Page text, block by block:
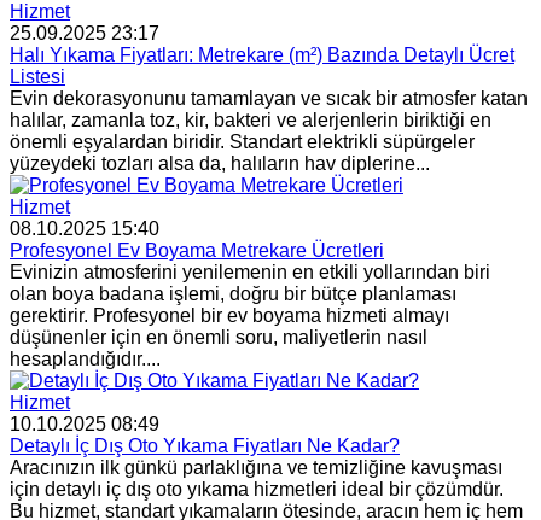
Hizmet
25.09.2025 23:17
Halı Yıkama Fiyatları: Metrekare (m²) Bazında Detaylı Ücret
Listesi
Evin dekorasyonunu tamamlayan ve sıcak bir atmosfer katan
halılar, zamanla toz, kir, bakteri ve alerjenlerin biriktiği en
önemli eşyalardan biridir. Standart elektrikli süpürgeler
yüzeydeki tozları alsa da, halıların hav diplerine...
Hizmet
08.10.2025 15:40
Profesyonel Ev Boyama Metrekare Ücretleri
Evinizin atmosferini yenilemenin en etkili yollarından biri
olan boya badana işlemi, doğru bir bütçe planlaması
gerektirir. Profesyonel bir ev boyama hizmeti almayı
düşünenler için en önemli soru, maliyetlerin nasıl
hesaplandığıdır....
Hizmet
10.10.2025 08:49
Detaylı İç Dış Oto Yıkama Fiyatları Ne Kadar?
Aracınızın ilk günkü parlaklığına ve temizliğine kavuşması
için detaylı iç dış oto yıkama hizmetleri ideal bir çözümdür.
Bu hizmet, standart yıkamaların ötesinde, aracın hem iç hem